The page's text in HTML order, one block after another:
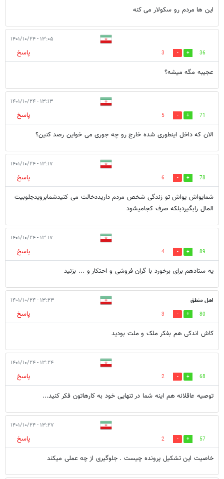
این ها مردم رو سکولار می کنه
۱۳:۰۵ - ۱۴۰۱/۱۰/۲۴
36
3
پاسخ
عجیبه مگه میشه؟
۱۳:۱۳ - ۱۴۰۱/۱۰/۲۴
71
5
پاسخ
الان که داخل اینطوری شده خارج رو چه جوری می خواین رصد کنین؟
۱۳:۱۷ - ۱۴۰۱/۱۰/۲۴
78
6
پاسخ
شمایواش یواش تو زندگی شخص مردم داریددخالت می کنیدشمابرویدجلوبیت
المال رابگیردبلکه صرف کجامیشود
۱۳:۱۷ - ۱۴۰۱/۱۰/۲۴
89
4
پاسخ
یه ستادهم برای برخورد با گران فروشی و احتکار و ... بزنید
اهل منطق ۱۳:۲۳ - ۱۴۰۱/۱۰/۲۴
80
3
پاسخ
کاش اندکی هم بفکر ملک و ملت بودید
۱۳:۲۴ - ۱۴۰۱/۱۰/۲۴
68
2
پاسخ
توصیه عاقلانه هم اینه شما در تنهایی خود به کارهاتون فکر کنید...
۱۳:۲۷ - ۱۴۰۱/۱۰/۲۴
57
2
پاسخ
خاصیت این تشکیل پرونده چیست . جلوگیری از چه عملی میکند